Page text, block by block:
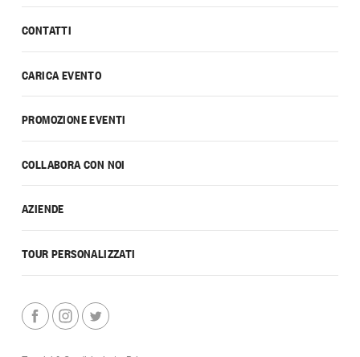
CONTATTI
CARICA EVENTO
PROMOZIONE EVENTI
COLLABORA CON NOI
AZIENDE
TOUR PERSONALIZZATI